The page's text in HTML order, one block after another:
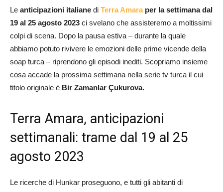
Le anticipazioni italiane di Terra Amaraper la settimana dal
19 al 25 agosto 2023 ci svelano che assisteremo a moltissimi
colpi di scena. Dopo la pausa estiva – durante la quale
abbiamo potuto rivivere le emozioni delle prime vicende della
soap turca – riprendono gli episodi inediti. Scopriamo insieme
cosa accade la prossima settimana nella serie tv turca il cui
titolo originale è Bir Zamanlar Çukurova.
Terra Amara, anticipazioni
settimanali: trame dal 19 al 25
agosto 2023
Le ricerche di Hunkar proseguono, e tutti gli abitanti di